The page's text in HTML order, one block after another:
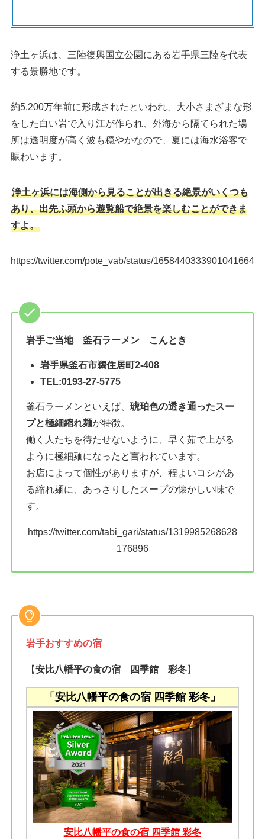
浄土ヶ浜は、三陸復興国立公園にある岩手県三陸を代表
する景勝地です。
約5,200万年前に形成されたといわれ、大小さまざまな形
をした白い岩で入り江が作られ、外海から隔てられた場
所は透明度が高く波も穏やかなので、夏には海水浴客で
賑わいます。
浄土ヶ浜には海側から見ることが出きる絶景がいくつも
あり、出先ふ頭から遊覧船で絶景を楽しむことができま
すよ。
https://twitter.com/pote_vab/status/1658440333901041664
岩手ご当地 釜石ラーメン こんとき
岩手県釜石市鵜住居町2-408
TEL:0193-27-5775
釜石ラーメンといえば、 琥珀色の透き通ったスー
プと極細縮れ麺が特徴。
働く人たちを待たせないように、早く茹で上がる
ように極細麺になったと言われています。
お店によって個性がありますが、程よいコシがあ
る縮れ麺に、あっさりしたスープの懐かしい味で
す。
https://twitter.com/tabi_gari/status/1319985268628
176896
岩手おすすめの宿
【安比八幡平の食の宿 四季館 彩冬】
「安比八幡平の食の宿 四季館 彩冬」
安比八幡平の食の宿 四季館 彩冬